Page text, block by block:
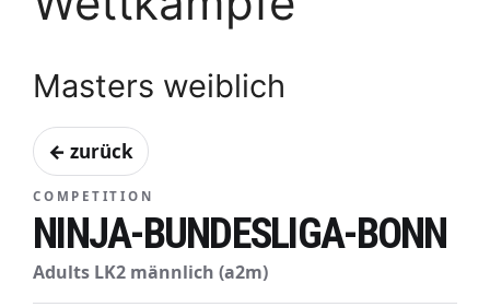
Masters weiblich
← zurück
COMPETITION
NINJA-BUNDESLIGA-BONN
Adults LK2 männlich (a2m)